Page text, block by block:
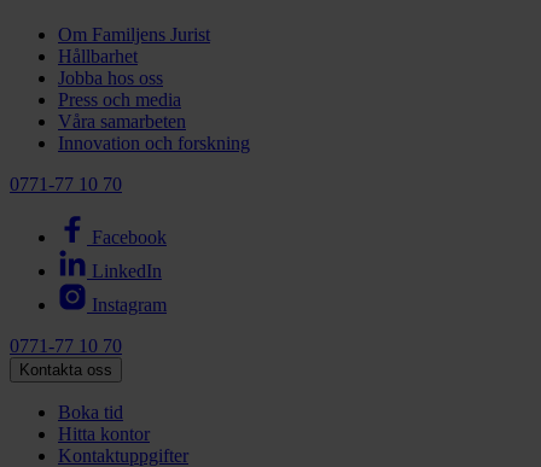
Om Familjens Jurist
Hållbarhet
Jobba hos oss
Press och media
Våra samarbeten
Innovation och forskning
0771-77 10 70
Facebook
LinkedIn
Instagram
0771-77 10 70
Kontakta oss
Boka tid
Hitta kontor
Kontaktuppgifter